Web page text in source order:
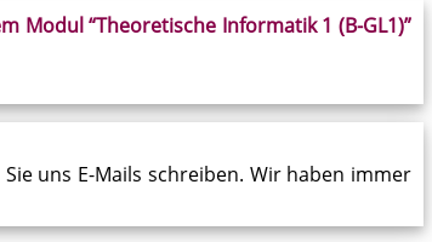
Modul “Theoretische Informatik 1 (B-GL1)”
uns E-Mails schreiben. Wir haben immer